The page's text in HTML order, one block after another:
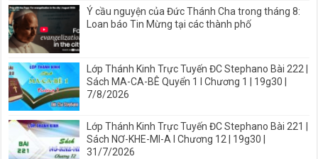
Ý cầu nguyện của Đức Thánh Cha trong tháng 8:
Loan báo Tin Mừng tại các thành phố
Lớp Thánh Kinh Trực Tuyến ĐC Stephano Bài 222 |
Sách MA-CA-BÊ Quyển 1 I Chương 1 | 19g30 |
7/8/2026
Lớp Thánh Kinh Trực Tuyến ĐC Stephano Bài 221 |
Sách NƠ-KHE-MI-A I Chương 12 | 19g30 |
31/7/2026